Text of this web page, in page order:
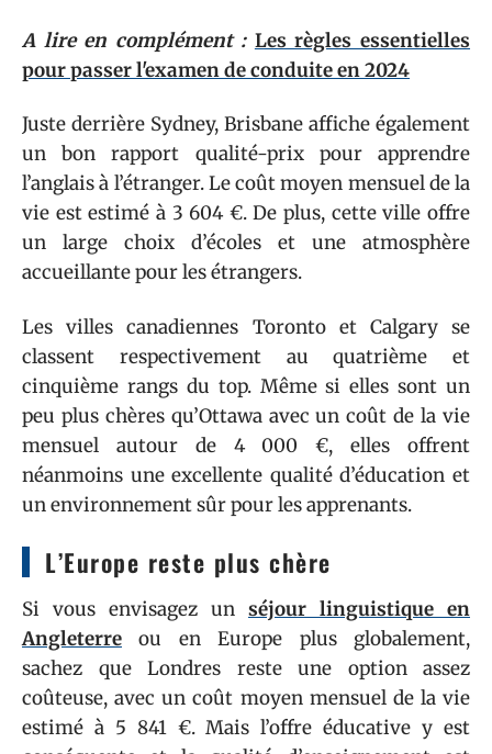
A lire en complément : Les règles essentielles
pour passer l'examen de conduite en 2024
Juste derrière Sydney, Brisbane affiche également
un bon rapport qualité-prix pour apprendre
l’anglais à l’étranger. Le coût moyen mensuel de la
vie est estimé à 3 604 €. De plus, cette ville offre
un large choix d’écoles et une atmosphère
accueillante pour les étrangers.
Les villes canadiennes Toronto et Calgary se
classent respectivement au quatrième et
cinquième rangs du top. Même si elles sont un
peu plus chères qu’Ottawa avec un coût de la vie
mensuel autour de 4 000 €, elles offrent
néanmoins une excellente qualité d’éducation et
un environnement sûr pour les apprenants.
L’Europe reste plus chère
Si vous envisagez un séjour linguistique en
Angleterre ou en Europe plus globalement,
sachez que Londres reste une option assez
coûteuse, avec un coût moyen mensuel de la vie
estimé à 5 841 €. Mais l’offre éducative y est